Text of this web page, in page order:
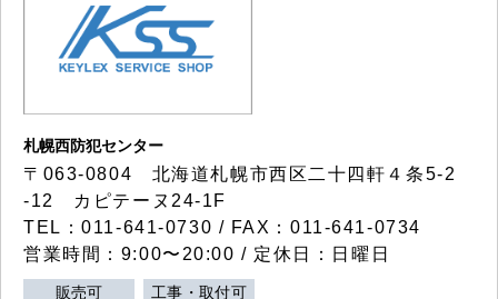
札幌西防犯センター
〒063-0804 北海道札幌市西区二十四軒４条5-2
-12 カピテーヌ24-1F
TEL：011-641-0730 / FAX：011-641-0734
営業時間：9:00〜20:00 / 定休日：日曜日
販売可 工事・取付可